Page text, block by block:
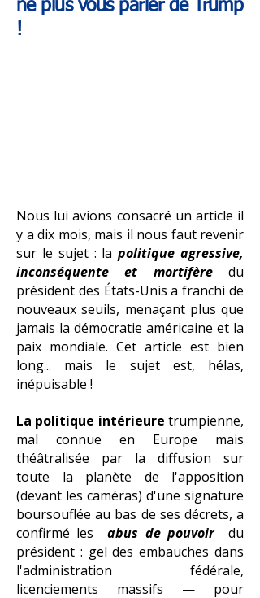
ne plus vous parler de Trump
!
Nous lui avions consacré un article il
y a dix mois, mais il nous faut revenir
sur le sujet : lapolitique agressive,
inconséquente et mortifèredu
président des États-Unis a franchi de
nouveaux seuils, menaçant plus que
jamais la démocratie américaine et la
paix mondiale. Cet article est bien
long... mais le sujet est, hélas,
inépuisable !
La politique intérieure trumpienne,
mal connue en Europe mais
théâtralisée par la diffusion sur
toute la planète de l'apposition
(devant les caméras) d'une signature
boursouflée au bas de ses décrets, a
confirmé lesabus de pouvoirdu
président : gel des embauches dans
l'administration fédérale,
licenciements massifs — pour